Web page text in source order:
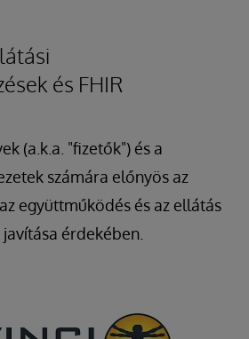
és FHIR
(a.k.a. "fizetők") és a
számára előnyös az
együttműködés és az ellátás
érdekében.